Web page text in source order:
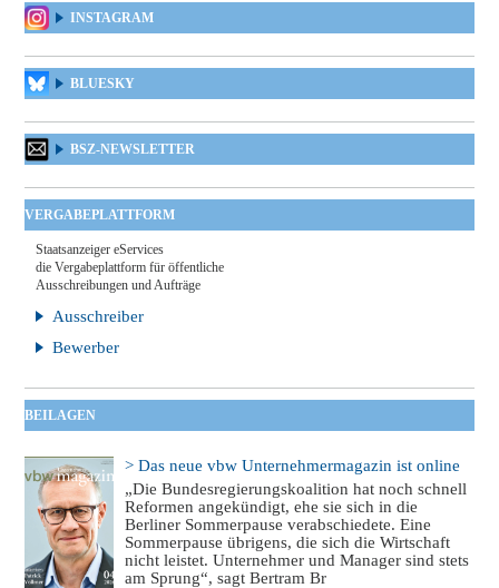
INSTAGRAM
BLUESKY
BSZ-NEWSLETTER
VERGABEPLATTFORM
Staatsanzeiger eServices
die Vergabeplattform für öffentliche
Ausschreibungen und Aufträge
Ausschreiber
Bewerber
BEILAGEN
> Das neue vbw Unternehmermagazin ist online
„Die Bundesregierungskoalition hat noch schnell
Reformen angekündigt, ehe sie sich in die
Berliner Sommerpause verabschiedete. Eine
Sommerpause übrigens, die sich die Wirtschaft
nicht leistet. Unternehmer und Manager sind stets
am Sprung“, sagt Bertram Br